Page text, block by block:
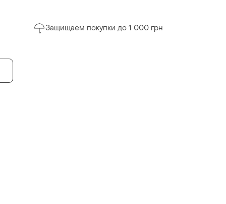
Защищаем покупки до 1 000 грн